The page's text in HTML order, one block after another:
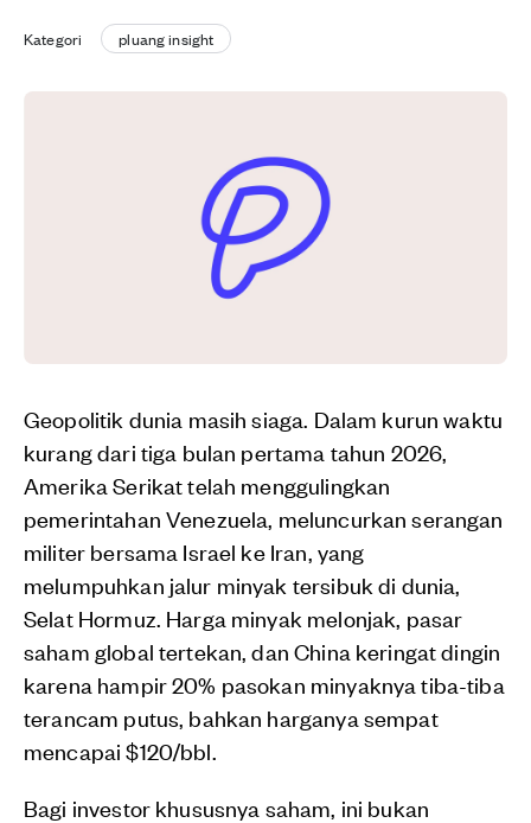
Kategori pluang insight
Geopolitik dunia masih siaga. Dalam kurun waktu
kurang dari tiga bulan pertama tahun 2026,
Amerika Serikat telah menggulingkan
pemerintahan Venezuela, meluncurkan serangan
militer bersama Israel ke Iran, yang
melumpuhkan jalur minyak tersibuk di dunia,
Selat Hormuz. Harga minyak melonjak, pasar
saham global tertekan, dan China keringat dingin
karena hampir 20% pasokan minyaknya tiba-tiba
terancam putus, bahkan harganya sempat
mencapai $120/bbl.
Bagi investor khususnya saham, ini bukan